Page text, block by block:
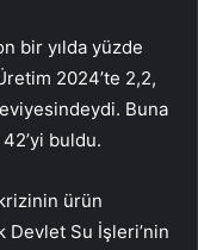
bir yılda yüzde
2024’te 2,2,
Buna
buldu.
ürün
Su İşleri’nin